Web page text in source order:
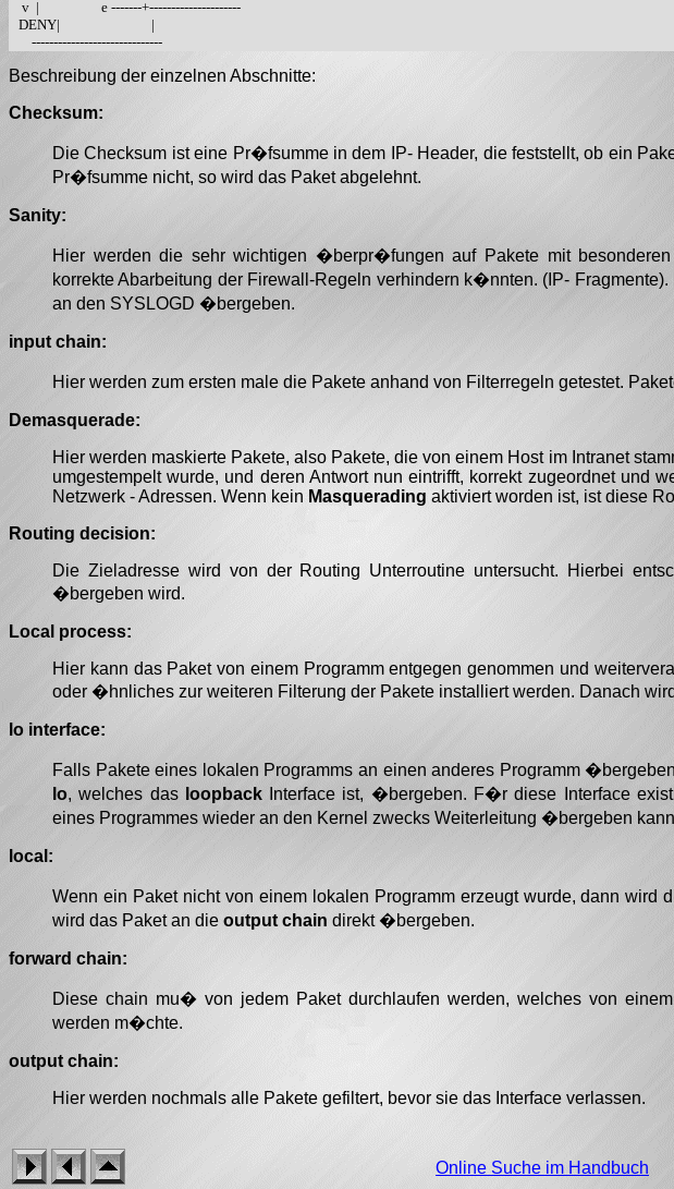
    v  |                   e -------+---------------------
   DENY|                            |
Beschreibung der einzelnen Abschnitte:
Checksum:
Die Checksum ist eine Pr�fsumme in dem IP- Header, die feststellt, ob ein
Pr�fsumme nicht, so wird das Paket abgelehnt.
Sanity:
Hier werden die sehr wichtigen �berpr�fungen auf Pakete mit
korrekte Abarbeitung der Firewall-Regeln verhindern k�nnten. (IP-
an den SYSLOGD �bergeben.
input chain:
Hier werden zum ersten male die Pakete anhand von Filterregeln getestet.
Demasquerade:
Hier werden maskierte Pakete, also Pakete, die von einem Host im Intranet
umgestempelt wurde, und deren Antwort nun eintrifft, korrekt zugeordnet und
Netzwerk - Adressen. Wenn kein Masquerading aktiviert worden ist, ist diese
Routing decision:
Die Zieladresse wird von der Routing Unterroutine untersucht. Hierbei
�bergeben wird.
Local process:
Hier kann das Paket von einem Programm entgegen genommen und
oder �hnliches zur weiteren Filterung der Pakete installiert werden. Danach
lo interface:
Falls Pakete eines lokalen Programms an einen anderes Programm
lo, welches das loopbackInterface ist, �bergeben. F�r diese Interface
eines Programmes wieder an den Kernel zwecks Weiterleitung �bergeben
local:
Wenn ein Paket nicht von einem lokalen Programm erzeugt wurde, dann wird
wird das Paket an die output chain direkt �bergeben.
forward chain:
Diese chain mu� von jedem Paket durchlaufen werden, welches von
werden m�chte.
output chain:
Hier werden nochmals alle Pakete gefiltert, bevor sie das Interface verlassen.
Online Suche im Handbuch